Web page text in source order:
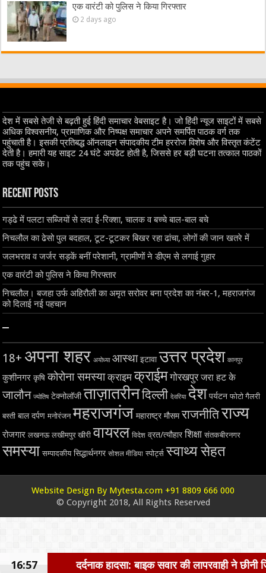
एक वारंटी को पुलिस ने किया गिरफ्तार
2 days ago
देश में सबसे तेजी से बढ़ती हुई हिंदी समाचार वेबसाइट है। जो हिंदी न्यूज साइटों में सबसे
अधिक विश्वसनीय, प्रामाणिक और निष्पक्ष समाचार अपने समर्पित पाठक वर्ग तक
पहुंचाती है। इसकी प्रतिबद्ध ऑनलाइन संपादकीय टीम हररोज विशेष और विस्तृत कंटेंट
देती है। हमारी यह साइट 24 घंटे अपडेट होती है, जिससे हर बड़ी घटना तत्काल पाठकों
तक पहुंच सके।
Recent Posts
गड्ढे में पलटा सब्जियों से लदा ई-रिक्शा, चालक व बच्चे बाल-बाल बचे
निचलौल का ढेसो पुल बदहाल, टूट-टूटकर बिखर रहा ढांचा, लोगों की जान खतरे में
जलभराव व जर्जर सड़कें बनीं परेशानी, ग्रामीणों ने डीएम से लगाई गुहार
एक वारंटी को पुलिस ने किया गिरफ्तार
निचलौल। बजहा उर्फ अहिरौली का अमृत सरोवर बना प्रदेश का नंबर-1, महराजगंज
को दिलाई नई पहचान
–
18+ अपना शहर अयोध्या आस्था इटावा उत्तर प्रदेश कानपुर
कुशीनगर कृषि कोरोना समस्या क्राइम क्राईम गोरखपुर जरा हट के
जालौन ज्योतिष टेक्नोलॉजी ताज़ातरीनदिल्ली देवरिया देश पर्यटन फोटो गैलरी
बस्ती बाल दर्पण मनोरंजन महराजगंज महाराष्ट्र मौसम राजनीतिराज्य
रोजगार लखनऊ लखीमपुर खीरी वायरल विदेश व्रत/त्यौहार शिक्षा संतकबीरनगर
समस्या सम्पादकीय सिद्धार्थनगर सोशल मीडिया स्पोर्ट्स स्वाथ्य सेहत
Website Design By Mytesta.com +91 8809 666 000
© Copyright 2018, All Rights Reserved
दर्दनाक हादसा: बाइक सवार की लापरवाही ने छीनी जिंदगी, बाइक
16:57